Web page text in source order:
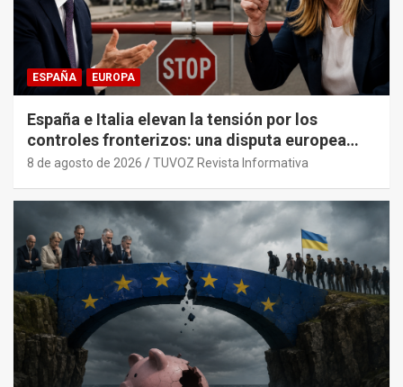
ESPAÑA EUROPA
España e Italia elevan la tensión por los
controles fronterizos: una disputa europea
con trasfondo político.
8 de agosto de 2026 TUVOZ Revista Informativa